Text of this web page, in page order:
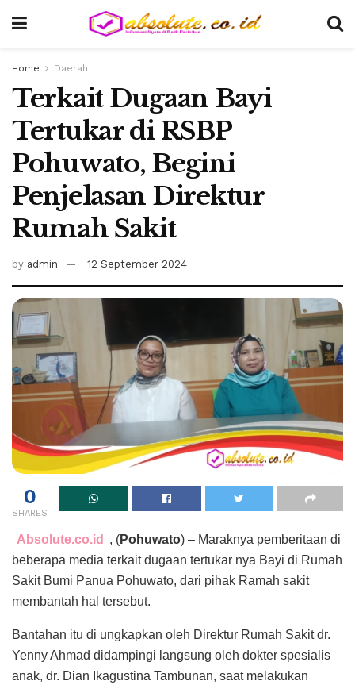
Home Daerah
Terkait Dugaan Bayi
Tertukar di RSBP
Pohuwato, Begini
Penjelasan Direktur
Rumah Sakit
by admin 12 September 2024
0
SHARES
Absolute.co.id , (Pohuwato) – Maraknya pemberitaan di
beberapa media terkait dugaan tertukar nya Bayi di Rumah
Sakit Bumi Panua Pohuwato, dari pihak Ramah sakit
membantah hal tersebut.
Bantahan itu di ungkapkan oleh Direktur Rumah Sakit dr.
Yenny Ahmad didampingi langsung oleh dokter spesialis
anak, dr. Dian Ikagustina Tambunan, saat melakukan